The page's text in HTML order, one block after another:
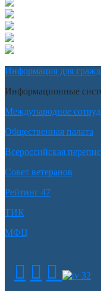
Информация для
Информационные
Международное
Общественная палата
Всероссийская
Совет ветеранов
Рейтинг 47
ТИК
МФЦ